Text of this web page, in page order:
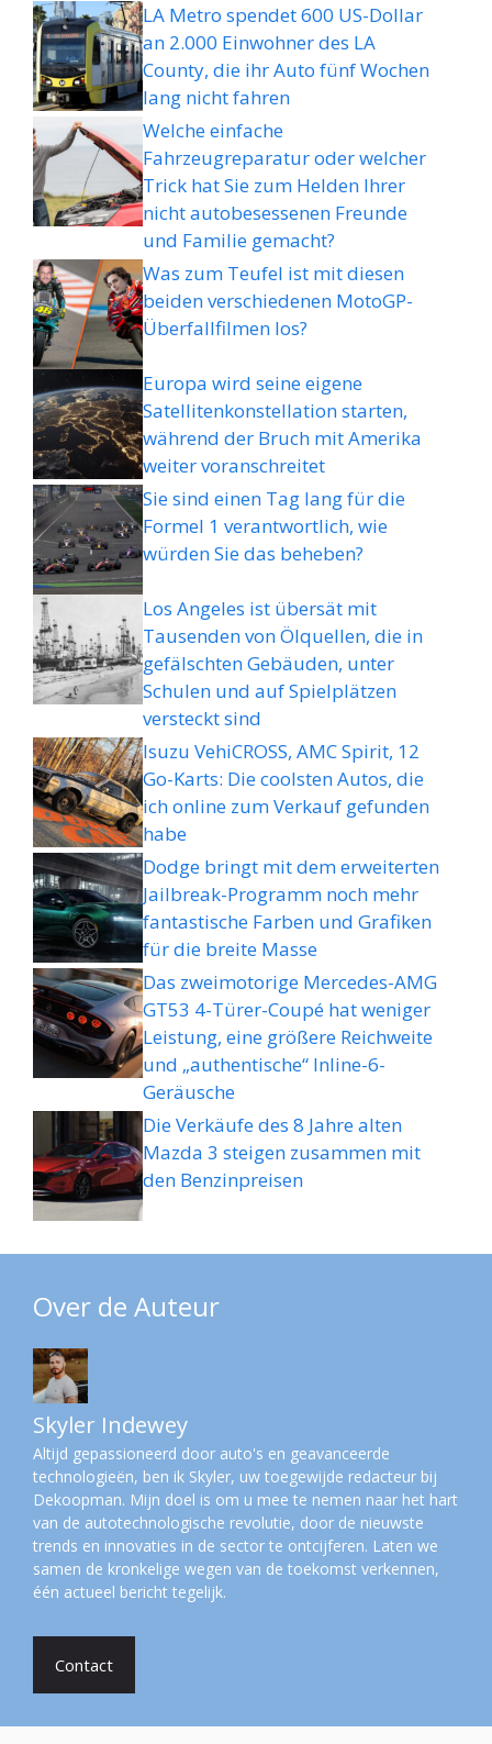
LA Metro spendet 600 US-Dollar
an 2.000 Einwohner des LA
County, die ihr Auto fünf Wochen
lang nicht fahren
Welche einfache
Fahrzeugreparatur oder welcher
Trick hat Sie zum Helden Ihrer
nicht autobesessenen Freunde
und Familie gemacht?
Was zum Teufel ist mit diesen
beiden verschiedenen MotoGP-
Überfallfilmen los?
Europa wird seine eigene
Satellitenkonstellation starten,
während der Bruch mit Amerika
weiter voranschreitet
Sie sind einen Tag lang für die
Formel 1 verantwortlich, wie
würden Sie das beheben?
Los Angeles ist übersät mit
Tausenden von Ölquellen, die in
gefälschten Gebäuden, unter
Schulen und auf Spielplätzen
versteckt sind
Isuzu VehiCROSS, AMC Spirit, 12
Go-Karts: Die coolsten Autos, die
ich online zum Verkauf gefunden
habe
Dodge bringt mit dem erweiterten
Jailbreak-Programm noch mehr
fantastische Farben und Grafiken
für die breite Masse
Das zweimotorige Mercedes-AMG
GT53 4-Türer-Coupé hat weniger
Leistung, eine größere Reichweite
und „authentische“ Inline-6-
Geräusche
Die Verkäufe des 8 Jahre alten
Mazda 3 steigen zusammen mit
den Benzinpreisen
Over de Auteur
Skyler Indewey
Altijd gepassioneerd door auto's en geavanceerde
technologieën, ben ik Skyler, uw toegewijde redacteur bij
Dekoopman. Mijn doel is om u mee te nemen naar het hart
van de autotechnologische revolutie, door de nieuwste
trends en innovaties in de sector te ontcijferen. Laten we
samen de kronkelige wegen van de toekomst verkennen,
één actueel bericht tegelijk.
Contact